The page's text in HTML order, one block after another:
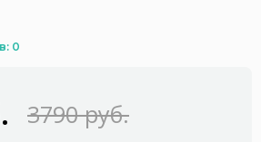
0
3790 руб.